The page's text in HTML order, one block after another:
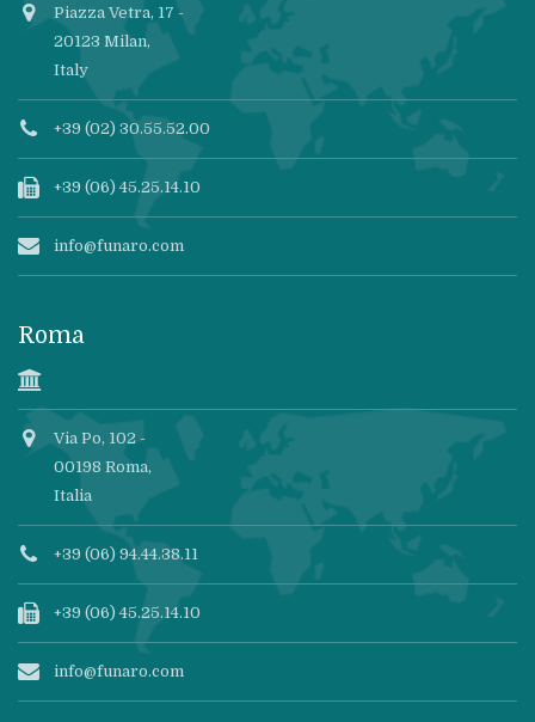
Piazza Vetra, 17 -
20123 Milan,
Italy
+39 (02) 30.55.52.00
+39 (06) 45.25.14.10
info@funaro.com
Roma
Via Po, 102 -
00198 Roma,
Italia
+39 (06) 94.44.38.11
+39 (06) 45.25.14.10
info@funaro.com